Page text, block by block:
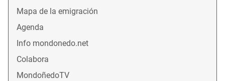
Mapa de la emigración
Agenda
Info mondonedo.net
Colabora
MondoñedoTV